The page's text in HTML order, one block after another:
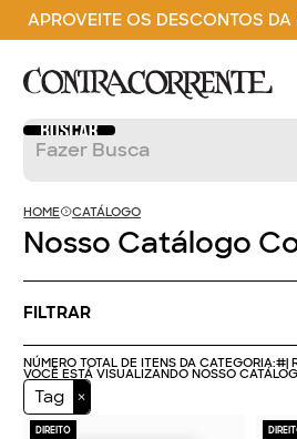
APROVEITE OS DESCONTOS DA
HOME CATÁLOGO
Nosso Catálogo
FILTRAR
NÚMERO TOTAL DE ITENS DA CATEGORIA:#|
VOCÊ ESTÁ VISUALIZANDO NOSSO
Tag
DIREITO